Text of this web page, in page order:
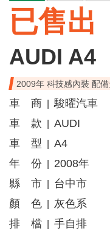
已售出
AUDI A4
2009年 科技感內裝 配
車 商
駿曜汽車
車 款
AUDI
車 型
A4
年 份
2008年
縣 市
台中市
顏 色
灰色系
排 檔
手自排